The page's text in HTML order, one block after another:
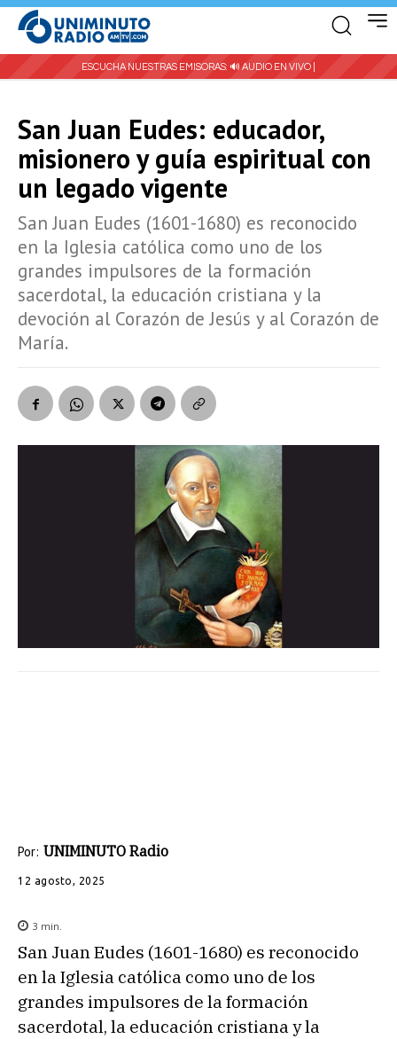
ESCUCHA NUESTRAS EMISORAS: 🔊 AUDIO EN VIVO |
San Juan Eudes: educador,
misionero y guía espiritual con
un legado vigente
San Juan Eudes (1601-1680) es reconocido
en la Iglesia católica como uno de los
grandes impulsores de la formación
sacerdotal, la educación cristiana y la
devoción al Corazón de Jesús y al Corazón de
María.
Por: UNIMINUTO Radio
12 agosto, 2025
3 min.
San Juan Eudes (1601-1680) es reconocido
en la Iglesia católica como uno de los
grandes impulsores de la formación
sacerdotal, la educación cristiana y la